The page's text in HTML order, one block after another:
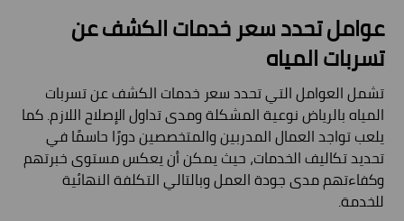
عوامل تحدد سعر خدمات الكشف عن
تسربات المياه
تشمل العوامل التي تحدد سعر خدمات الكشف عن تسربات
المياه بالرياض نوعية المشكلة ومدى تداول الإصلاح اللازم. كما
يلعب تواجد العمال المدربين والمتخصصين دورًا حاسمًا في
تحديد تكاليف الخدمات، حيث يمكن أن يعكس مستوى خبرتهم
وكفاءتهم مدى جودة العمل وبالتالي التكلفة النهائية
للخدمة.